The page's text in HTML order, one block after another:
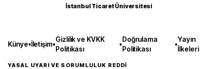
İstanbul Ticaret Üniversitesi
Künye•İletişim•
Gizlilik ve KVKK
Politikası
•
Doğrulama
Politikası
•
Yayın
İlkeleri
YASAL UYARI VE SORUMLULUK REDDİ